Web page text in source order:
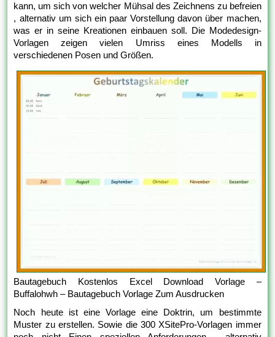
kann, um sich von welcher Mühsal des Zeichnens zu befreien
, alternativ um sich ein paar Vorstellung davon über machen,
was er in seine Kreationen einbauen soll. Die Modedesign-
Vorlagen zeigen vielen Umriss eines Modells in
verschiedenen Posen und Größen.
Bautagebuch Kostenlos Excel Download Vorlage –
Buffalohwh – Bautagebuch Vorlage Zum Ausdrucken
Noch heute ist eine Vorlage eine Doktrin, um bestimmte
Muster zu erstellen. Sowie die 300 XSitePro-Vorlagen immer